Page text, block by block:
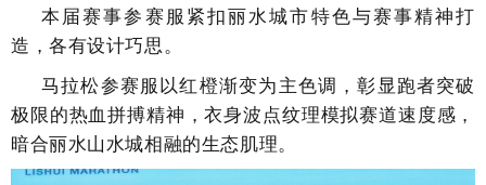
本届赛事参赛服紧扣丽水城市特色与赛事精神打
造，各有设计巧思。
马拉松参赛服以红橙渐变为主色调，彰显跑者突破
极限的热血拼搏精神，衣身波点纹理模拟赛道速度感，
暗合丽水山水城相融的生态肌理。